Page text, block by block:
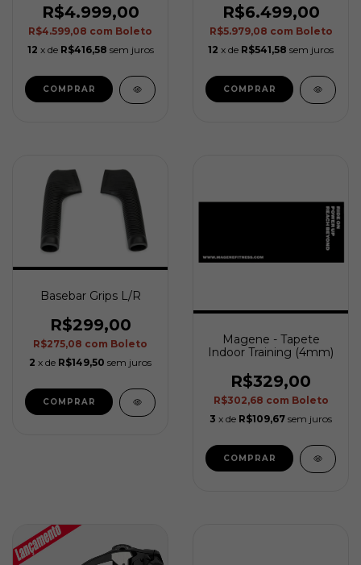
R$4.999,00
R$4.599,08 com Boleto
12 x de R$416,58 sem juros
R$6.499,00
R$5.979,08 com Boleto
12 x de R$541,58 sem juros
Basebar Grips L/R
R$299,00
R$275,08 com Boleto
2 x de R$149,50 sem juros
Magene - Tapete
Indoor Training (4mm)
R$329,00
R$302,68 com Boleto
3 x de R$109,67 sem juros